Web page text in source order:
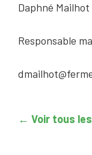
Daphné Mailhot
Responsable
← Voir tous